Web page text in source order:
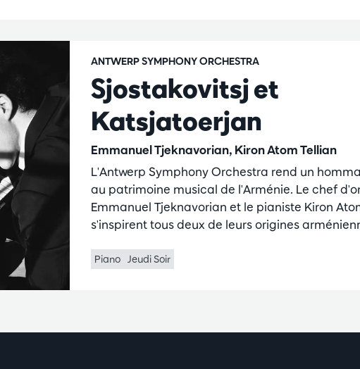
Sjostakovitsj et
Katsjatoerjan
Emmanuel Tjeknavorian, Kiron Atom Tellian
ANTWERP SYMPHONY ORCHESTRA
L'Antwerp Symphony Orchestra rend un
au patrimoine musical de l'Arménie. Le chef
Emmanuel Tjeknavorian et le pianiste Kiron
s'inspirent tous deux de leurs origines
Piano Jeudi Soir